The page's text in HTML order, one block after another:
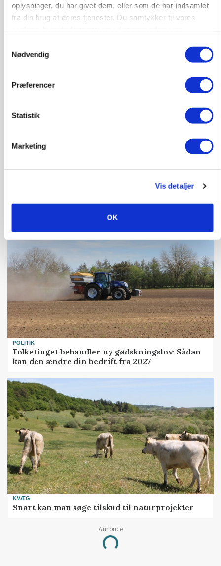
oplysninger, du har givet dem, eller som de har indsamlet
fra din brug af deres tjenester. Du samtykker til vores
Nødvendig
Præferencer
Statistik
Marketing
Vis detaljer
OK
marked for biokul
»Nu stopper I«: Landbrugsdebattør og
gødskningslov
POLITIK
Folketinget behandler ny gødskningslov: Sådan
kan den ændre din bedrift fra 2027
KVÆG
Snart kan man søge tilskud til naturprojekter
Annonce
Loading...